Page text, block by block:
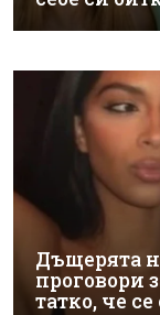
Дъщерята
проговори
татко, че